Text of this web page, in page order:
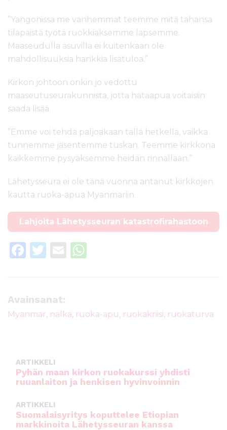
”Yangonissa me vanhemmat teemme mitä tahansa
tilapäistä työtä ruokkiaksemme lapsemme.
Maaseudulla asuvilla ei kuitenkaan ole
mahdollisuuksia hankkia lisätuloa.”
Kirkon johtoon onkin jo vedottu
maaseutuseurakunnista, jotta hätäapua voitaisiin
saada lisää.
”Emme voi tehdä paljoakaan tällä hetkellä, vaikka
tunnemme jäsentemme tuskan. Teemme kirkkona
kaikkemme pysyäksemme heidän rinnallaan.”
Lähetysseura ei ole tänä vuonna antanut kirkkojen
kautta ruoka-apua Myanmariin.
Lahjoita Lähetysseuran katastrofirahastoon
F
e
b
k
T
te
r
E
A
Avainsanat:
Myanmar, nälkä, ruoka-apu, ruokakriisi, ruokaturva
ARTIKKELI
Pyhän maan kirkon ruokakurssi yhdisti
ruuanlaiton ja henkisen hyvinvoinnin
ARTIKKELI
Suomalaisyritys koputtelee Etiopian
markkinoita Lähetysseuran kanssa